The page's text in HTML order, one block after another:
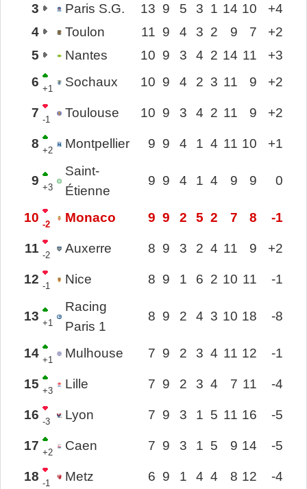
3
Paris S.G. 13 9 5 3 1 14 10
+4
4
Toulon 11 9 4 3 2 9 7
+2
5
Nantes 10 9 3 4 2 14 11
+3
6 +1 Sochaux 10 9 4 2 3 11 9 +2
7 -1 Toulouse 10 9 3 4 2 11 9 +2
8 +2 Montpellier 9 9 4 1 4 11 10 +1
9 +3
Saint-
Étienne
9 9 4 1 4 9 9 0
10 -2 Monaco 9 9 2 5 2 7 8 -1
11 -2 Auxerre 8 9 3 2 4 11 9 +2
12 -1 Nice 8 9 1 6 2 10 11 -1
13 +1
Racing
Paris 1
8 9 2 4 3 10 18 -8
14 +1 Mulhouse 7 9 2 3 4 11 12 -1
15 +3 Lille 7 9 2 3 4 7 11 -4
16 -3 Lyon 7 9 3 1 5 11 16 -5
17 +2 Caen 7 9 3 1 5 9 14 -5
18 -1 Metz 6 9 1 4 4 8 12 -4